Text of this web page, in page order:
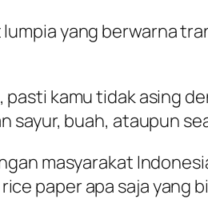
yang berwarna
pasti kamu tidak asing
sayur, buah, ataupun
masyarakat
paper apa saja yang